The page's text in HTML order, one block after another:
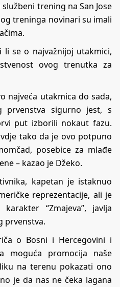
trening na San Jose
treninga novinari su imali
se o najvažnijoj utakmici,
ovog trenutka za
najveća utakmica do sada,
prvenstva sigurno jest, s
put izborili nokaut fazu.
tako da je ovo potpuno
posebice za mlađe
– kazao je Džeko.
kapetan je istaknuo
reprezentacije, ali je
“Zmajeva”, javlja
prvenstva.
o Bosni i Hercegovini i
moguća promocija naše
na terenu pokazati ono
je da nas ne čeka lagana